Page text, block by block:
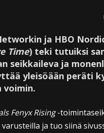
ja HBO
Time) teki tutuiksi
seikkaileva ja
yleisöään peräti
voimin.
Fenyx Rising-
ja tuo siinä